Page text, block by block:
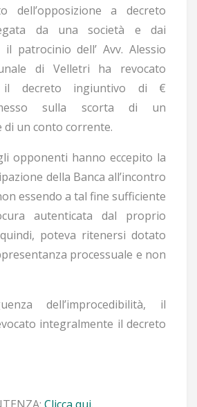
dell’opposizione a decreto
da una società e dai
patrocinio dell’ Avv. Alessio
di Velletri ha revocato
il decreto ingiuntivo di €
sulla scorta di un
di un conto corrente.
opponenti hanno eccepito la
della Banca all’incontro
essendo a tal fine sufficiente
autenticata dal proprio
poteva ritenersi dotato
processuale e non
dell’improcedibilità, il
integralmente il decreto